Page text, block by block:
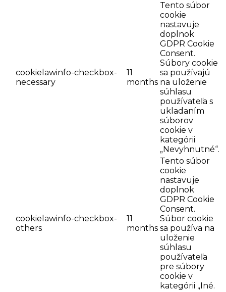
cookielawinfo-checkbox-
necessary
11
months
Tento súbor
cookie
nastavuje
doplnok
GDPR Cookie
Consent.
Súbory cookie
sa používajú
na uloženie
súhlasu
používateľa s
ukladaním
súborov
cookie v
kategórii
„Nevyhnutné“.
cookielawinfo-checkbox-
others
11
months
Tento súbor
cookie
nastavuje
doplnok
GDPR Cookie
Consent.
Súbor cookie
sa používa na
uloženie
súhlasu
používateľa
pre súbory
cookie v
kategórii „Iné.